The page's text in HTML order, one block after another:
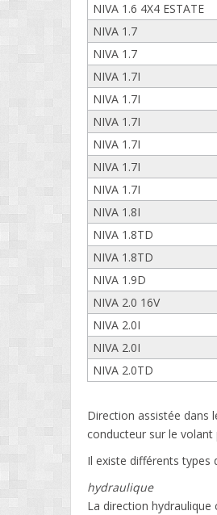
NIVA 1.6 4X4 ESTATE
NIVA 1.7
NIVA 1.7
NIVA 1.7I
NIVA 1.7I
NIVA 1.7I
NIVA 1.7I
NIVA 1.7I
NIVA 1.7I
NIVA 1.8I
NIVA 1.8TD
NIVA 1.8TD
NIVA 1.9D
NIVA 2.0 16V
NIVA 2.0I
NIVA 2.0I
NIVA 2.0TD
Direction assistée dans
conducteur sur le volant
Il existe différents types
hydraulique
La direction